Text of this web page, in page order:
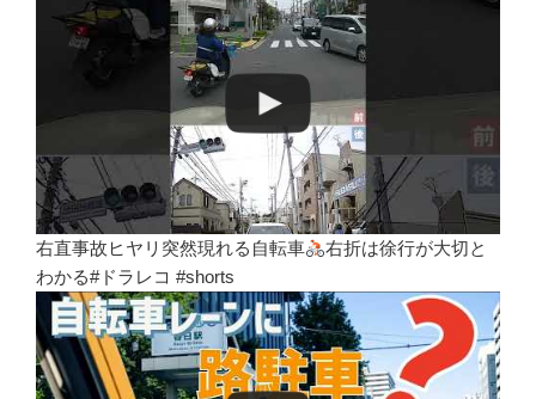
右直事故ヒヤリ突然現れる自転車
右折は徐行が大切と
わかる#ドラレコ #shorts